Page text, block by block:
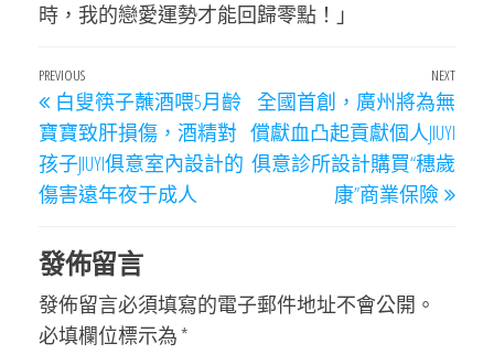
時，我的戀愛運勢才能回歸零點！」
文
章
導
覽
Previous
Post
PREVIOUS
白叟筷子蘸酒喂5月齡
寶寶致肝損傷，酒精對
孩子JIUYI俱意室內設計的
傷害遠年夜于成人
Next
NEXT
全國首創，廣州將為無
償獻血凸起貢獻個人JIUYI
俱意診所設計購買“穗歲
康”商業保險
發佈留言
發佈留言必須填寫的電子郵件地址不會公開。
必填欄位標示為 *